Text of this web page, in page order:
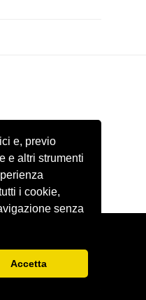
e, previo
e altri strumenti
i cookie,
senza
Accetta
presenti di questo sito
Email